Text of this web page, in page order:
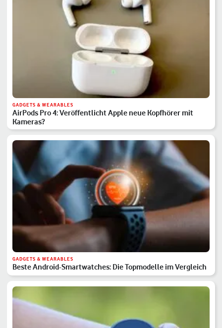
GADGETS & WEARABLES
AirPods Pro 4: Veröffentlicht Apple neue Kopfhörer mit
Kameras?
GADGETS & WEARABLES
Beste Android-Smartwatches: Die Topmodelle im Vergleich